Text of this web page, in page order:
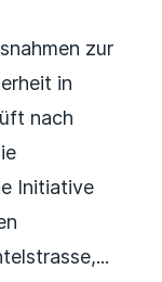
zur
in
nach
Initiative